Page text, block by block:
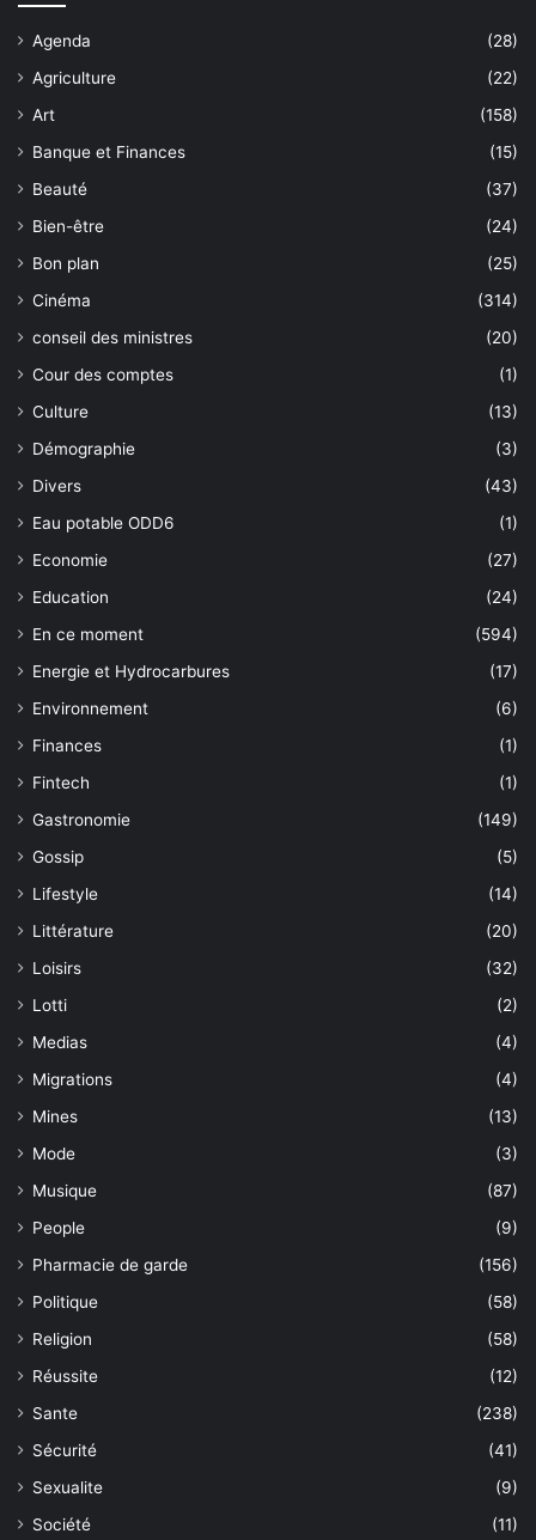
Agenda
(28)
Agriculture
(22)
Art
(158)
Banque et Finances
(15)
Beauté
(37)
Bien-être
(24)
Bon plan
(25)
Cinéma
(314)
conseil des ministres
(20)
Cour des comptes
(1)
Culture
(13)
Démographie
(3)
Divers
(43)
Eau potable ODD6
(1)
Economie
(27)
Education
(24)
En ce moment
(594)
Energie et Hydrocarbures
(17)
Environnement
(6)
Finances
(1)
Fintech
(1)
Gastronomie
(149)
Gossip
(5)
Lifestyle
(14)
Littérature
(20)
Loisirs
(32)
Lotti
(2)
Medias
(4)
Migrations
(4)
Mines
(13)
Mode
(3)
Musique
(87)
People
(9)
Pharmacie de garde
(156)
Politique
(58)
Religion
(58)
Réussite
(12)
Sante
(238)
Sécurité
(41)
Sexualite
(9)
Société
(11)